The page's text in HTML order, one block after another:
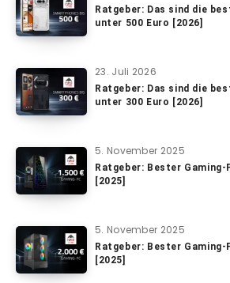
Ratgeber: Das sind die
unter 500 Euro [2026]
23. Juli 2026
Ratgeber: Das sind die
unter 300 Euro [2026]
5. November 2025
Ratgeber: Bester Gaming-
[2025]
5. November 2025
Ratgeber: Bester Gaming-
[2025]